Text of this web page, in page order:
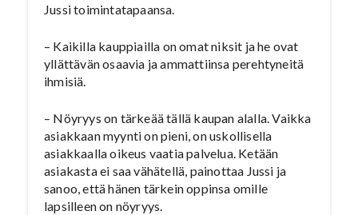
Jussi toimintatapaansa.
– Kaikilla kauppiailla on omat niksit ja he ovat
yllättävän osaavia ja ammattiinsa perehtyneitä
ihmisiä.
– Nöyryys on tärkeää tällä kaupan alalla. Vaikka
asiakkaan myynti on pieni, on uskollisella
asiakkaalla oikeus vaatia palvelua. Ketään
asiakasta ei saa vähätellä, painottaa Jussi ja
sanoo, että hänen tärkein oppinsa omille
lapsilleen on nöyryys.